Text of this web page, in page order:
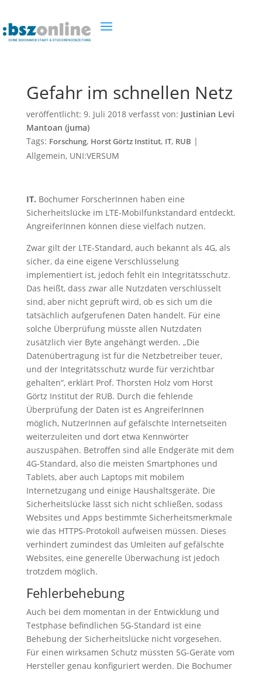
Gefahr im schnellen Netz
veröffentlicht: 9. Juli 2018verfasst von: Justinian Levi
Mantoan (juma)
Tags: Forschung, Horst Görtz Institut, IT, RUB |
Allgemein, UNI:VERSUM
IT. Bochumer ForscherInnen haben eine
Sicherheitslücke im LTE-Mobilfunkstandard entdeckt.
AngreiferInnen können diese vielfach nutzen.
Zwar gilt der LTE-Standard, auch bekannt als 4G, als
sicher, da eine eigene Verschlüsselung
implementiert ist, jedoch fehlt ein Integritätsschutz.
Das heißt, dass zwar alle Nutzdaten verschlüsselt
sind, aber nicht geprüft wird, ob es sich um die
tatsächlich aufgerufenen Daten handelt. Für eine
solche Überprüfung müsste allen Nutzdaten
zusätzlich vier Byte angehängt werden. „Die
Datenübertragung ist für die Netzbetreiber teuer,
und der Integritätsschutz wurde für verzichtbar
gehalten“, erklärt Prof. Thorsten Holz vom Horst
Görtz Institut der RUB. Durch die fehlende
Überprüfung der Daten ist es AngreiferInnen
möglich, NutzerInnen auf gefälschte Internetseiten
weiterzuleiten und dort etwa Kennwörter
auszuspähen. Betroffen sind alle Endgeräte mit dem
4G-Standard, also die meisten Smartphones und
Tablets, aber auch Laptops mit mobilem
Internetzugang und einige Haushaltsgeräte. Die
Sicherheitslücke lässt sich nicht schließen, sodass
Websites und Apps bestimmte Sicherheitsmerkmale
wie das HTTPS-Protokoll aufweisen müssen. Dieses
verhindert zumindest das Umleiten auf gefälschte
Websites, eine generelle Überwachung ist jedoch
trotzdem möglich.
Fehlerbehebung
Auch bei dem momentan in der Entwicklung und
Testphase befindlichen 5G-Standard ist eine
Behebung der Sicherheitslücke nicht vorgesehen.
Für einen wirksamen Schutz müssten 5G-Geräte vom
Hersteller genau konfiguriert werden. Die Bochumer